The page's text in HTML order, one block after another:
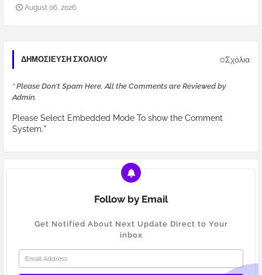
August 06, 2026
ΔΗΜΟΣΊΕΥΣΗ ΣΧΟΛΊΟΥ 0Σχόλια
* Please Don't Spam Here. All the Comments are Reviewed by
Admin.
Please Select Embedded Mode To show the Comment
System.*
Follow by Email
Get Notified About Next Update Direct to Your
inbox